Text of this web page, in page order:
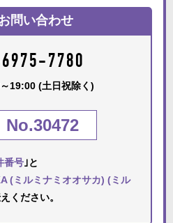
問い合わせ
7780
19:00 (土日祝除く)
No.30472
番号 ｣と
(ミルミナミオオサカ) (ミル
ください。